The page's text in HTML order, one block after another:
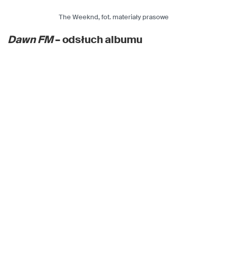
The Weeknd, fot. materiały prasowe
Dawn FM– odsłuch albumu